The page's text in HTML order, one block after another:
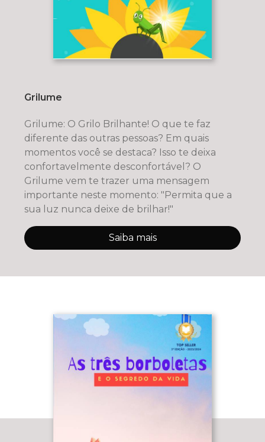
Grilume
Grilume: O Grilo Brilhante! O que te faz
diferente das outras pessoas? Em quais
momentos você se destaca? Isso te deixa
confortavelmente desconfortável? O
Grilume vem te trazer uma mensagem
importante neste momento: "Permita que a
sua luz nunca deixe de brilhar!"
Saiba mais